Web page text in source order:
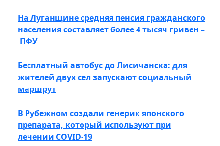
На Луганщине средняя пенсия гражданского
населения составляет более 4 тысяч гривен –
ПФУ
Бесплатный автобус до Лисичанска: для
жителей двух сел запускают социальный
маршрут
В Рубежном создали генерик японского
препарата, который используют при
лечении COVID-19